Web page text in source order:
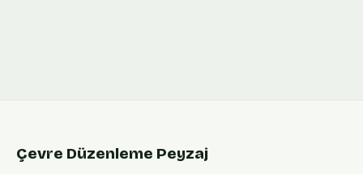
Çevre Düzenleme Peyzaj